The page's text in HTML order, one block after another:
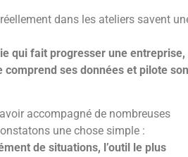
dans les ateliers savent
qui fait progresser une entreprise,
comprend ses données et pilote son
accompagné de nombreuses
une chose simple :
de situations, l’outil le plus